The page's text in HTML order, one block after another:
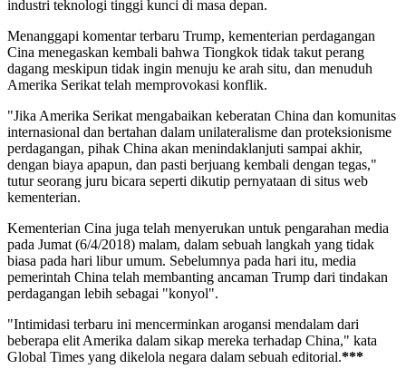
industri teknologi tinggi kunci di masa depan.
Menanggapi komentar terbaru Trump, kementerian perdagangan
Cina menegaskan kembali bahwa Tiongkok tidak takut perang
dagang meskipun tidak ingin menuju ke arah situ, dan menuduh
Amerika Serikat telah memprovokasi konflik.
"Jika Amerika Serikat mengabaikan keberatan China dan komunitas
internasional dan bertahan dalam unilateralisme dan proteksionisme
perdagangan, pihak China akan menindaklanjuti sampai akhir,
dengan biaya apapun, dan pasti berjuang kembali dengan tegas,"
tutur seorang juru bicara seperti dikutip pernyataan di situs web
kementerian.
Kementerian Cina juga telah menyerukan untuk pengarahan media
pada Jumat (6/4/2018) malam, dalam sebuah langkah yang tidak
biasa pada hari libur umum. Sebelumnya pada hari itu, media
pemerintah China telah membanting ancaman Trump dari tindakan
perdagangan lebih sebagai "konyol".
"Intimidasi terbaru ini mencerminkan arogansi mendalam dari
beberapa elit Amerika dalam sikap mereka terhadap China," kata
Global Times yang dikelola negara dalam sebuah editorial.***